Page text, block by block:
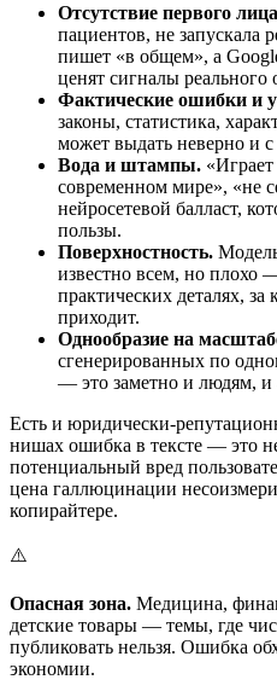
Отсутствие первого
пациентов, не запускала
пишет «в общем», а
ценят сигналы
Фактические ошибки и
законы, статистика,
может выдать неверно и
Вода и штампы.
современном мире», «не
нейросетевой балласт,
пользы.
Поверхностность.
известно всем, но плохо
практических деталях, за
приходит.
Однообразие на
сгенерированных по
— это заметно и людям, и
Есть и юридически-
нишах ошибка в тексте — это
потенциальный вред
цена галлюцинации
копирайтере.
⚠️
Опасная зона. Медицина,
детские товары — темы, где
публиковать нельзя. Ошибка
экономии.